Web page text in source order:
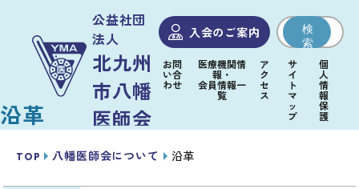
公益社団
法人
北九州
市八幡
医師会
入会のご案内
検
索
お問
い合
わせ
医療機関情
報・
会員情報一
覧
ア
ク
セ
ス
サ
イ
ト
マ
ッ
プ
個
人
情
報
保
護
沿革
TOP 八幡医師会について 沿革